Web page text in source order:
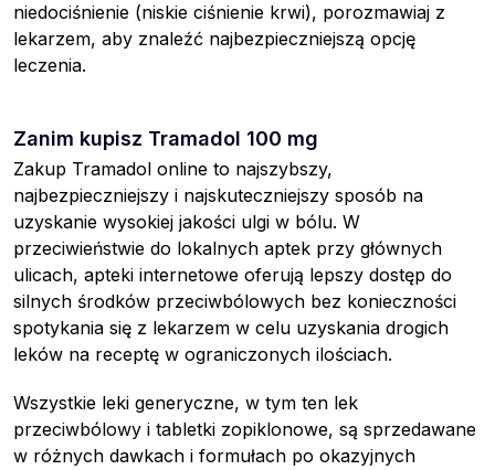
niedociśnienie (niskie ciśnienie krwi), porozmawiaj z
lekarzem, aby znaleźć najbezpieczniejszą opcję
leczenia.
Zanim kupisz Tramadol 100 mg
Zakup Tramadol online to najszybszy,
najbezpieczniejszy i najskuteczniejszy sposób na
uzyskanie wysokiej jakości ulgi w bólu. W
przeciwieństwie do lokalnych aptek przy głównych
ulicach, apteki internetowe oferują lepszy dostęp do
silnych środków przeciwbólowych bez konieczności
spotykania się z lekarzem w celu uzyskania drogich
leków na receptę w ograniczonych ilościach.
Wszystkie leki generyczne, w tym ten lek
przeciwbólowy i tabletki zopiklonowe, są sprzedawane
w różnych dawkach i formułach po okazyjnych